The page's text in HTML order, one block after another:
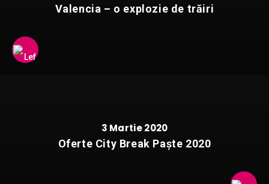
Valencia – o explozie de trăiri
3 Martie 2020
Oferte City Break Paște 2020